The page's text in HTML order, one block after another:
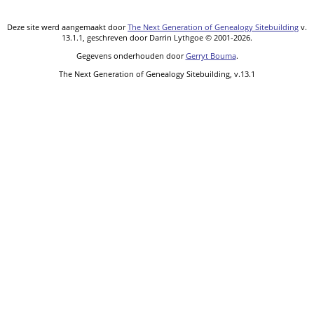
Deze site werd aangemaakt doorThe Next Generation of Genealogy Sitebuilding v.
13.1.1, geschreven door Darrin Lythgoe © 2001-2026.
Gegevens onderhouden doorGerryt Bouma.
The Next Generation of Genealogy Sitebuilding, v.13.1